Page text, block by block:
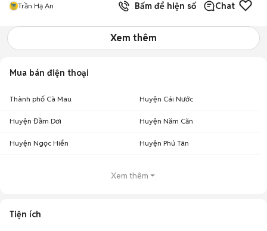
Trần Hạ An Bấm để hiện số Chat
Xem thêm
Mua bán điện thoại
Thành phố Cà Mau Huyện Cái Nước
Huyện Đầm Dơi Huyện Năm Căn
Huyện Ngọc Hiển Huyện Phú Tân
Xem thêm
Tiện ích